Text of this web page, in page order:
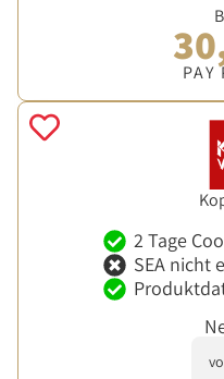
PAY
2 Tage
SEA nicht